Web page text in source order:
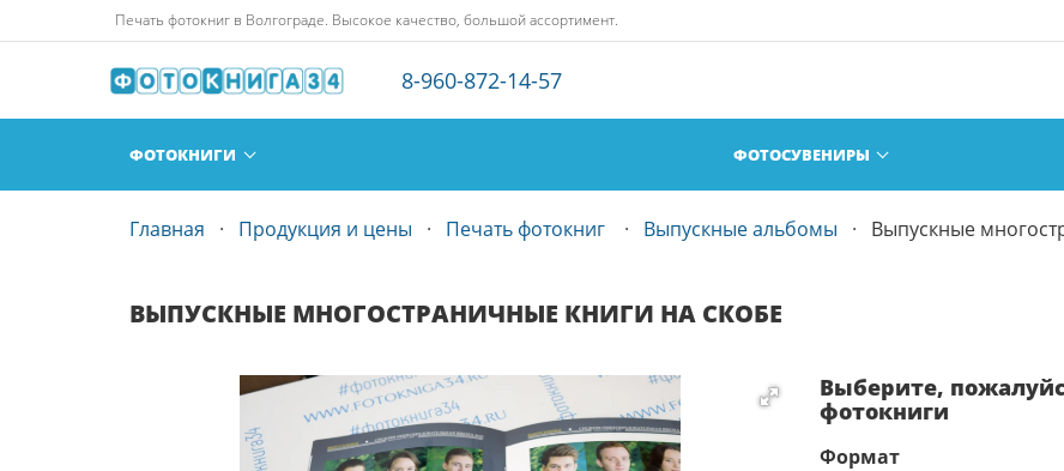
Печать фотокниг в Волгограде. Высокое качество, большой ассортимент.
8-960-872-14-57
ФОТОКНИГИ ФОТОСУВЕНИРЫ
Главная Продукция и цены Печать фотокниг Выпускные альбомы Выпускные
ВЫПУСКНЫЕ МНОГОСТРАНИЧНЫЕ КНИГИ НА СКОБЕ
Выберите,
фотокниги
Формат